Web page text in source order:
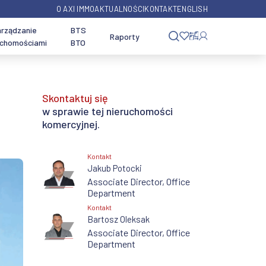
O AXI IMMOAKTUALNOŚCIKONTAKTENGLISH
Usługi dla inwestorów
wyszukiwarka ofert
Usługi transakcyjne
Przeznaczenie
SBU
Magazyny miejskie
Chłodnie i mroźnie
Centra danych
Biura Warszawa Wola
mieście
Typ nieruchomości
Przeznaczenie - magazyn
przestrzennego
Jeździeckie nieruchomości na
sprzedaż
BTS
BTO
Raporty
Skontaktuj się
w sprawie tej nieruchomości
komercyjnej.
Kontakt
Jakub Potocki
Associate Director, Office
Department
Kontakt
Bartosz Oleksak
Associate Director, Office
Department